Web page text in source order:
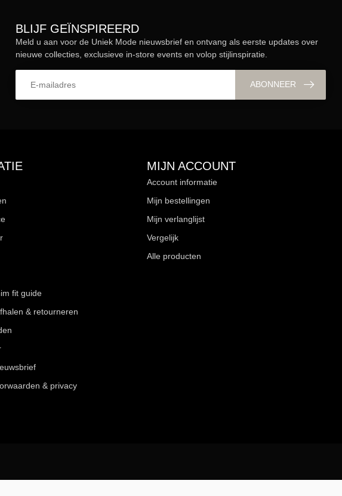
BLIJF GEÏNSPIREERD
Meld u aan voor de Uniek Mode nieuwsbrief en ontvang als eerste updates over
nieuwe collecties, exclusieve in-store events en volop stijlinspiratie.
ABONNEER
fit guide
& retourneren
& privacy
MIJN ACCOUNT
Account informatie
Mijn bestellingen
Mijn verlanglijst
Vergelijk
Alle producten